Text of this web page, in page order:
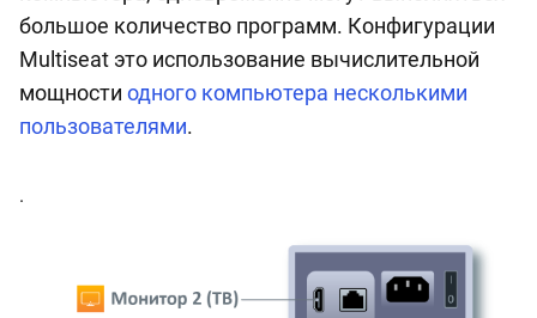
большое количество программ. Конфигурации
Multiseat это использование вычислительной
мощности одного компьютера несколькими
пользователями.
.